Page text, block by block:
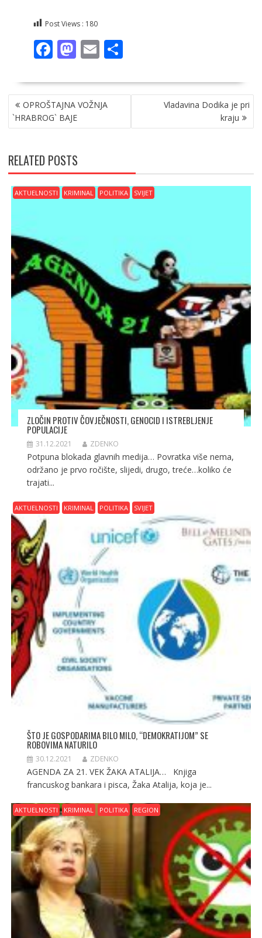
Post Views : 180
F
ac
e
b
o
k
M
as
to
d
o
E
m
ai
l
S
ar
NAVIGACIJA
OBJAVA
OPROŠTAJNA VOŽNJA
`HRABROG` BAJE
Vladavina Dodika je pri
kraju
RELATED POSTS
AKTUELNOSTI KRIMINAL POLITIKA SVIJET
ZLOČIN PROTIV ČOVJEČNOSTI, GENOCID I ISTREBLJENJE
POPULACIJE
31.12.2021 ZDENKO
Potpuna blokada glavnih medija… Povratka više nema,
održano je prvo ročište, slijedi, drugo, treće…koliko će
trajati...
AKTUELNOSTI KRIMINAL POLITIKA SVIJET
ŠTO JE GOSPODARIMA BILO MILO, “DEMOKRATIJOM” SE
ROBOVIMA NATURILO
30.12.2021 ZDENKO
AGENDA ZA 21. VEK ŽAKA ATALIJA… Knjiga
francuskog bankara i pisca, Žaka Atalija, koja je...
AKTUELNOSTI KRIMINAL POLITIKA REGION